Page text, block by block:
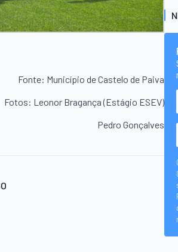
Fonte: Município de Castelo de Paiva
Fotos: Leonor Bragança (Estágio ESEV)
Pedro Gonçalves